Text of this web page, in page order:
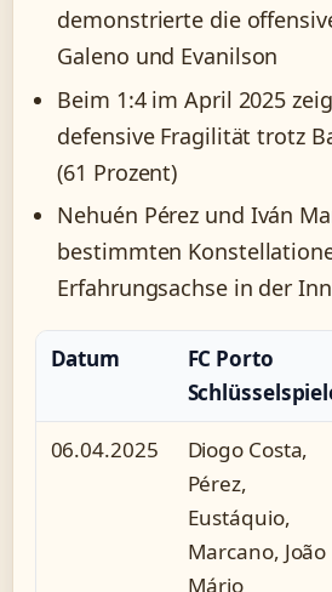
demonstrierte die
Galeno und Evanilson
Beim 1:4 im April 2025
defensive Fragilität trotz
(61 Prozent)
Nehuén Pérez und Iván
bestimmten
Erfahrungsachse in der
Datum
FC Porto
06.04.2025
Diogo Costa,
Pérez,
Eustáquio,
Marcano, João
Mário